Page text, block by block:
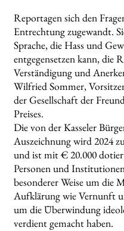
Reportagen sich den
Entrechtung zugewandt.
Sprache, die Hass und
entgegensetzen kann, die
Verständigung und
Wilfried Sommer,
der Gesellschaft der
Preises.
Die von der Kasseler
Auszeichnung wird 2024
und ist mit € 20.000
Personen und
besonderer Weise um die
Aufklärung wie Vernunft
um die Überwindung
verdient gemacht haben.